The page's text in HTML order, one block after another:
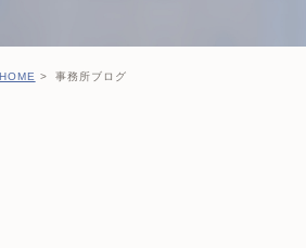
HOME 事務所ブログ